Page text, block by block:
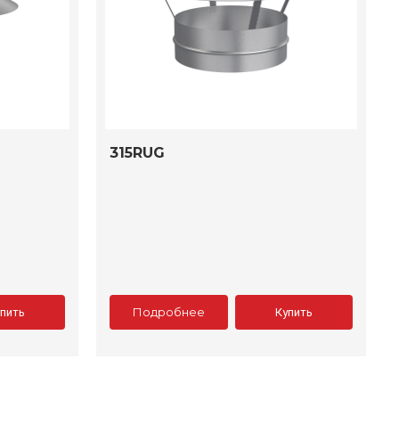
315RUG
Подробнее Купить